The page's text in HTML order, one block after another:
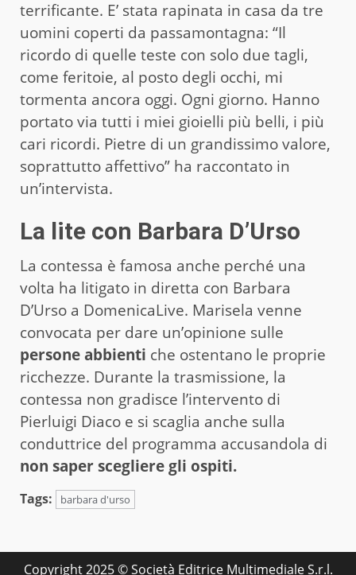
terrificante. E’ stata rapinata in casa da tre
uomini coperti da passamontagna: “Il
ricordo di quelle teste con solo due tagli,
come feritoie, al posto degli occhi, mi
tormenta ancora oggi. Ogni giorno. Hanno
portato via tutti i miei gioielli più belli, i più
cari ricordi. Pietre di un grandissimo valore,
soprattutto affettivo” ha raccontato in
un’intervista.
La lite con Barbara D’Urso
La contessa è famosa anche perché una
volta ha litigato in diretta con Barbara
D’Urso a DomenicaLive. Marisela venne
convocata per dare un’opinione sulle
persone abbienti che ostentano le proprie
ricchezze. Durante la trasmissione, la
contessa non gradisce l’intervento di
Pierluigi Diaco e si scaglia anche sulla
conduttrice del programma accusandola di
non saper scegliere gli ospiti.
Tags: barbara d'urso
Copyright 2025 © Società Editrice Multimediale S.r.l.